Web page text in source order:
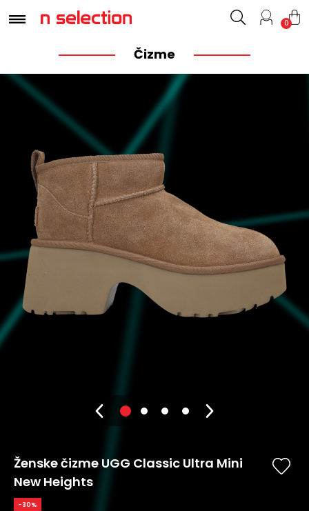
0
Čizme
Ženske čizme UGG Classic Ultra Mini
New Heights
-30%